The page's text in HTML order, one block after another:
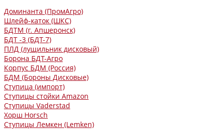
Доминанта (ПромАгро)
Шлейф-каток (ШКС)
БДТМ (г. Апшеронск)
БДТ -3 (БДТ-7)
ПЛД (лущильник дисковый)
Борона БДТ-Агро
Корпус БДМ (Россия)
БДМ (Бороны Дисковые)
Ступица (импорт)
Ступицы стойки Amazon
Ступицы Vaderstad
Хорш Horsch
Ступицы Лемкен (Lemken)